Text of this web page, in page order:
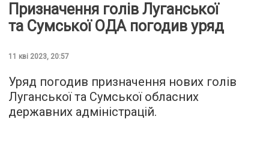
Призначення голів Луганської
та Сумської ОДА погодив уряд
11 кві 2023, 20:57
Уряд погодив призначення нових голів
Луганської та Сумської обласних
державних адміністрацій.